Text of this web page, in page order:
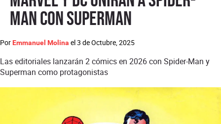
Man con Superman
Por Emmanuel Molina el3 de Octubre, 2025
Las editoriales lanzarán 2 cómics en 2026 con Spider-Man y
Superman como protagonistas